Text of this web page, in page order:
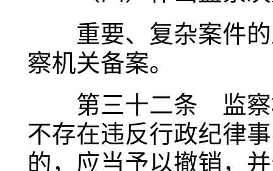
重要、复杂案件的
察机关备案。
第三十二条 监察机
不存在违反行政纪律
的，应当予以撤销，